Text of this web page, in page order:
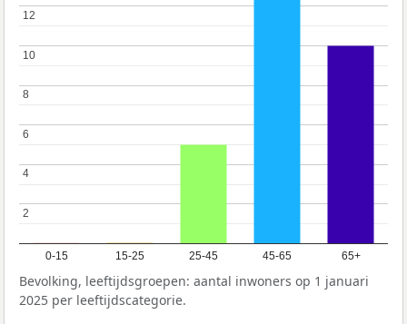
0-15 15-25 25-45 45-65 65+
2
2
4
4
6
6
8
8
10
10
12
12
Bevolking, leeftijdsgroepen: aantal inwoners op 1 januari
2025 per leeftijdscategorie.